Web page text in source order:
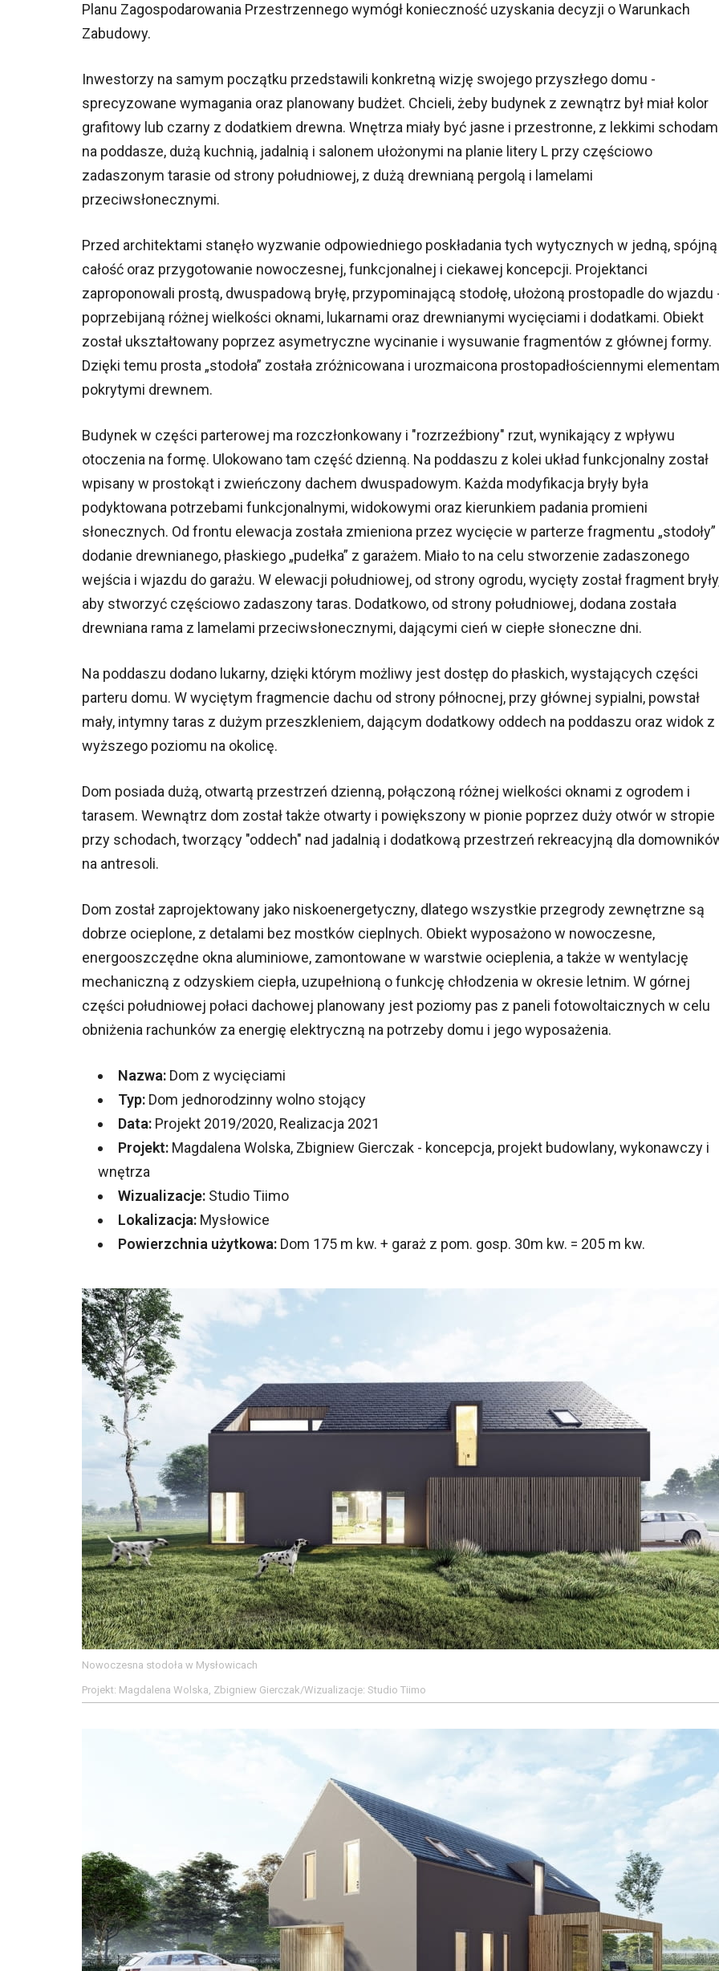
Planu Zagospodarowania Przestrzennego wymógł konieczność uzyskania decyzji o Warunkach
Zabudowy.
Inwestorzy na samym początku przedstawili konkretną wizję swojego przyszłego domu -
sprecyzowane wymagania oraz planowany budżet. Chcieli, żeby budynek z zewnątrz był miał kolor
grafitowy lub czarny z dodatkiem drewna. Wnętrza miały być jasne i przestronne, z lekkimi
na poddasze, dużą kuchnią, jadalnią i salonem ułożonymi na planie litery L przy częściowo
zadaszonym tarasie od strony południowej, z dużą drewnianą pergolą i lamelami
przeciwsłonecznymi.
Przed architektami stanęło wyzwanie odpowiedniego poskładania tych wytycznych w jedną, spójną
całość oraz przygotowanie nowoczesnej, funkcjonalnej i ciekawej koncepcji. Projektanci
zaproponowali prostą, dwuspadową bryłę, przypominającą stodołę, ułożoną prostopadle do wjazdu
poprzebijaną różnej wielkości oknami, lukarnami oraz drewnianymi wycięciami i dodatkami. Obiekt
został ukształtowany poprzez asymetryczne wycinanie i wysuwanie fragmentów z głównej formy.
Dzięki temu prosta „stodoła” została zróżnicowana i urozmaicona prostopadłościennymi
pokrytymi drewnem.
Budynek w części parterowej ma rozczłonkowany i "rozrzeźbiony" rzut, wynikający z wpływu
otoczenia na formę. Ulokowano tam część dzienną. Na poddaszu z kolei układ funkcjonalny został
wpisany w prostokąt i zwieńczony dachem dwuspadowym. Każda modyfikacja bryły była
podyktowana potrzebami funkcjonalnymi, widokowymi oraz kierunkiem padania promieni
słonecznych. Od frontu elewacja została zmieniona przez wycięcie w parterze fragmentu „stodoły”
dodanie drewnianego, płaskiego „pudełka” z garażem. Miało to na celu stworzenie zadaszonego
wejścia i wjazdu do garażu. W elewacji południowej, od strony ogrodu, wycięty został fragment
aby stworzyć częściowo zadaszony taras. Dodatkowo, od strony południowej, dodana została
drewniana rama z lamelami przeciwsłonecznymi, dającymi cień w ciepłe słoneczne dni.
Na poddaszu dodano lukarny, dzięki którym możliwy jest dostęp do płaskich, wystających części
parteru domu. W wyciętym fragmencie dachu od strony północnej, przy głównej sypialni, powstał
mały, intymny taras z dużym przeszkleniem, dającym dodatkowy oddech na poddaszu oraz widok z
wyższego poziomu na okolicę.
Dom posiada dużą, otwartą przestrzeń dzienną, połączoną różnej wielkości oknami z ogrodem i
tarasem. Wewnątrz dom został także otwarty i powiększony w pionie poprzez duży otwór w stropie
przy schodach, tworzący "oddech" nad jadalnią i dodatkową przestrzeń rekreacyjną dla
na antresoli.
Dom został zaprojektowany jako niskoenergetyczny, dlatego wszystkie przegrody zewnętrzne są
dobrze ocieplone, z detalami bez mostków cieplnych. Obiekt wyposażono w nowoczesne,
energooszczędne okna aluminiowe, zamontowane w warstwie ocieplenia, a także w wentylację
mechaniczną z odzyskiem ciepła, uzupełnioną o funkcję chłodzenia w okresie letnim. W górnej
części południowej połaci dachowej planowany jest poziomy pas z paneli fotowoltaicznych w celu
obniżenia rachunków za energię elektryczną na potrzeby domu i jego wyposażenia.
Nazwa: Dom z wycięciami
Typ: Dom jednorodzinny wolno stojący
Data: Projekt 2019/2020, Realizacja 2021
Projekt: Magdalena Wolska, Zbigniew Gierczak - koncepcja, projekt budowlany, wykonawczy i
wnętrza
Wizualizacje: Studio Tiimo
Lokalizacja: Mysłowice
Powierzchnia użytkowa: Dom 175 m kw. + garaż z pom. gosp. 30m kw. = 205 m kw.
Nowoczesna stodoła w Mysłowicach
Projekt: Magdalena Wolska, Zbigniew Gierczak/Wizualizacje: Studio Tiimo